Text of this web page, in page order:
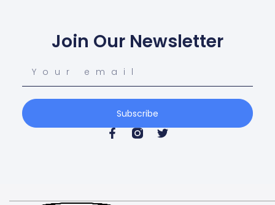
Join Our Newsletter
Subscribe